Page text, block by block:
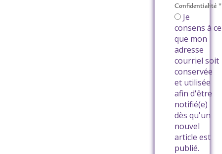
Confidentialité *
Je
consens à ce
que mon
adresse
courriel soit
conservée
et utilisée
afin d'être
notifié(e)
dès qu'un
nouvel
article est
publié.